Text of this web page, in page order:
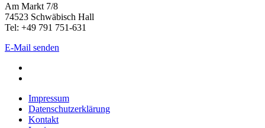
Am Markt 7/8
74523 Schwäbisch Hall
Tel: +49 791 751-631
E-Mail senden
Impressum
Datenschutzerklärung
Kontakt